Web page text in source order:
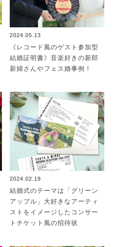
2024.05.13
《レコード風のゲスト参加型
結婚証明書》音楽好きの新郎
新婦さんやフェス婚事例！
2024.02.19
結婚式のテーマは「グリーン
アップル」大好きなアーティ
ストをイメージしたコンサー
トチケット風の招待状